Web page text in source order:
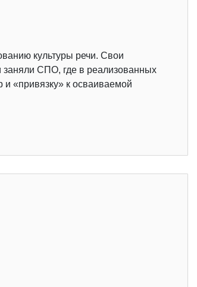
культуры речи. Свои
заняли СПО, где в реализованных
«привязку» к осваиваемой